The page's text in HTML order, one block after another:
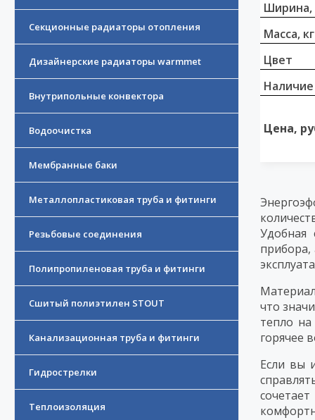
Секционные радиаторы отопления
Дизайнерские радиаторы warmmet
Внутрипольные конвектора
Водоочистка
Мембранные баки
Металлопластиковая труба и фитинги
Резьбовые соединения
Полипропиленовая труба и фитинги
Сшитый полиэтилен STOUT
Канализационная труба и фитинги
Гидрострелки
Теплоизоляция
Масса, кг
Цвет
Наличие
Цена,
Удобная
прибора,
что
тепло
горячее
Если вы